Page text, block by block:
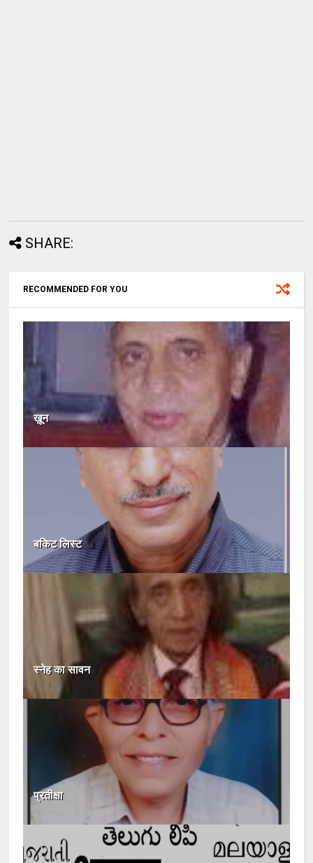
SHARE:
RECOMMENDED FOR YOU
ख़ून
बकिट लिस्ट
स्नेह का सावन
प्रतीक्षा